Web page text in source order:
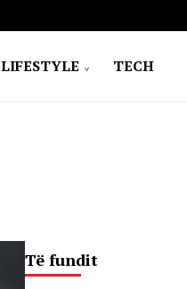
LIFESTYLE TECH
Të fundit